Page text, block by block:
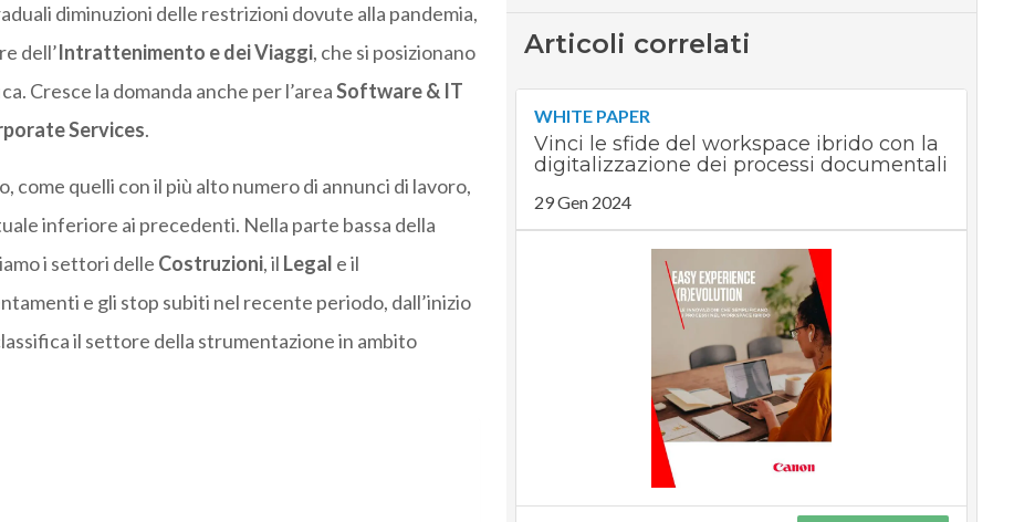
diminuzioni delle restrizioni dovute alla pandemia,
dell’Intrattenimento e dei Viaggi, che si posizionano
Cresce la domanda anche per l’areaSoftware & IT
Services.
come quelli con il più alto numero di annunci di lavoro,
inferiore ai precedenti. Nella parte bassa della
i settori delle Costruzioni, il Legal e il
e gli stop subiti nel recente periodo, dall’inizio
il settore della strumentazione in ambito
Articoli correlati
WHITE PAPER
Vinci le sfide del workspace ibrido con la
digitalizzazione dei processi documentali
29 Gen 2024